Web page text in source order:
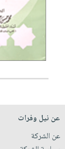
عن نيل وفرات
عن الشركة